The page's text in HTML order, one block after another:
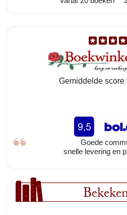
Gemiddelde score
Goede
snelle levering en